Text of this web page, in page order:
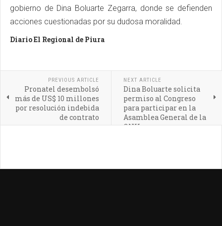
gobierno de Dina Boluarte Zegarra, donde se defienden
acciones cuestionadas por su dudosa moralidad.
Diario El Regional de Piura
PREVIOUS ARTICLE
Pronatel desembolsó
más de US$ 10 millones
por resolución indebida
de contrato
NEXT ARTICLE
Dina Boluarte solicita
permiso al Congreso
para participar en la
Asamblea General de la
ONU